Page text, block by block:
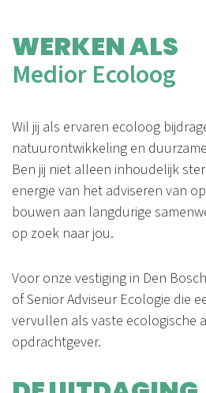
WERKEN ALS
Medior Ecoloog
Wil jij als ervaren ecoloog
natuurontwikkeling en
Ben jij niet alleen inhoudelijk
energie van het adviseren van
bouwen aan langdurige
op zoek naar jou.
Voor onze vestiging in Den
of Senior Adviseur Ecologie die
vervullen als vaste ecologische
opdrachtgever.